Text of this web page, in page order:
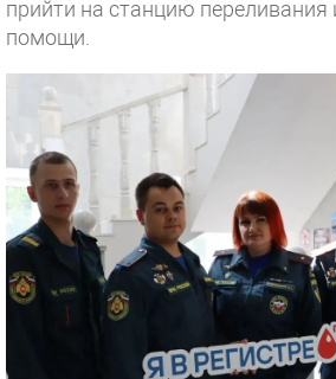
прийти на станцию переливания
помощи.